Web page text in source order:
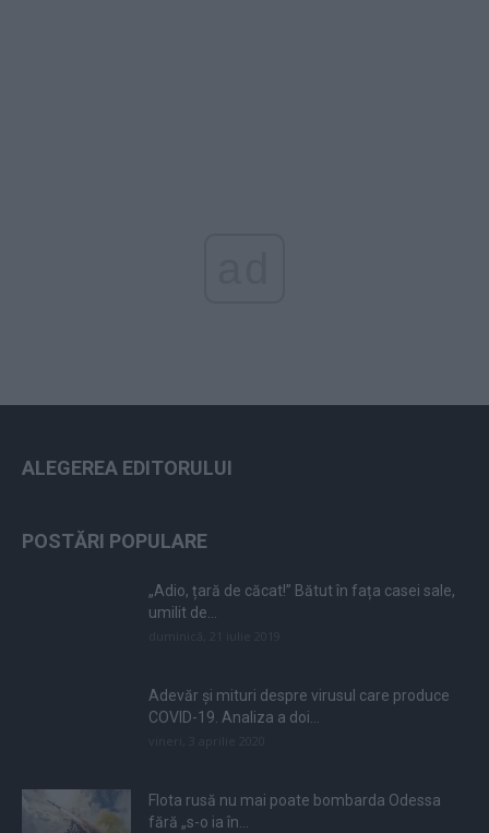
ALEGEREA EDITORULUI
POSTĂRI POPULARE
„Adio, țară de căcat!” Bătut în fața casei sale,
umilit de...
Adevăr și mituri despre virusul care produce
COVID-19. Analiza a doi...
Flota rusă nu mai poate bombarda Odessa
fără „s-o ia în...